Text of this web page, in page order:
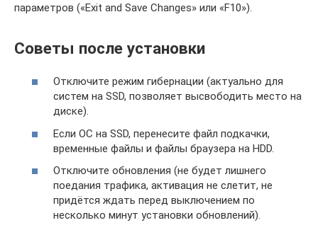
параметров («Exit and Save Changes» или «F10»).
Советы после установки
Отключите режим гибернации (актуально для
систем на SSD, позволяет высвободить место на
диске).
Если ОС на SSD, перенесите файл подкачки,
временные файлы и файлы браузера на HDD.
Отключите обновления (не будет лишнего
поедания трафика, активация не слетит, не
придётся ждать перед выключением по
несколько минут установки обновлений).